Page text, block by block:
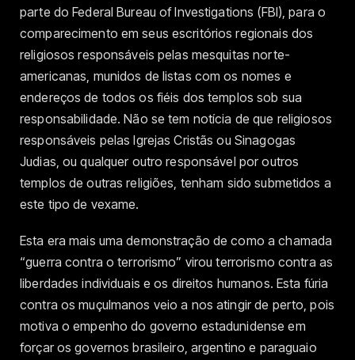
parte do Federal Bureau of Investigations (FBI), para o
comparecimento em seus escritórios regionais dos
religiosos responsáveis pelas mesquitas norte-
americanas, munidos de listas com os nomes e
endereços de todos os fiéis dos templos sob sua
responsabilidade. Não se tem notícia de que religiosos
responsáveis pelas Igrejas Cristãs ou Sinagogas
Judias, ou qualquer outro responsável por outros
templos de outras religiões, tenham sido submetidos a
este tipo de vexame.
Esta era mais uma demonstração de como a chamada
“guerra contra o terrorismo” virou terrorismo contra as
liberdades individuais e os direitos humanos. Esta fúria
contra os muçulmanos veio a nos atingir de perto, pois
motiva o empenho do governo estadunidense em
forçar os governos brasileiro, argentino e paraguaio